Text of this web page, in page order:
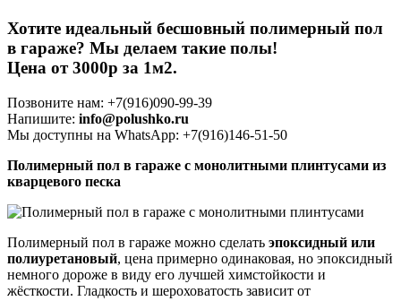
Хотите идеальный бесшовный полимерный пол
в гараже? Мы делаем такие полы!
Цена от 3000р за 1м2.
Позвоните нам: +7(916)090-99-39
Напишите: info@polushko.ru
Мы доступны на WhatsApp: +7(916)146-51-50
Полимерный пол в гараже с монолитными плинтусами из
кварцевого песка
Полимерный пол в гараже можно сделать эпоксидный или
полиуретановый, цена примерно одинаковая, но эпоксидный
немного дороже в виду его лучшей химстойкости и
жёсткости. Гладкость и шероховатость зависит от